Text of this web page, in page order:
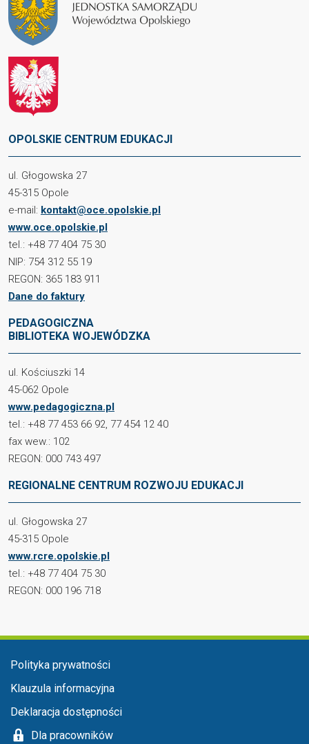
OPOLSKIE CENTRUM EDUKACJI
ul. Głogowska 27
45-315 Opole
e-mail: kontakt@oce.opolskie.pl
www.oce.opolskie.pl
tel.: +48 77 404 75 30
NIP: 754 312 55 19
REGON: 365 183 911
Dane do faktury
PEDAGOGICZNA
BIBLIOTEKA WOJEWÓDZKA
ul. Kościuszki 14
45-062 Opole
www.pedagogiczna.pl
tel.: +48 77 453 66 92, 77 454 12 40
fax wew.: 102
REGON: 000 743 497
REGIONALNE CENTRUM ROZWOJU EDUKACJI
ul. Głogowska 27
45-315 Opole
www.rcre.opolskie.pl
tel.: +48 77 404 75 30
REGON: 000 196 718
Menu stopka
Polityka prywatności
Klauzula informacyjna
Deklaracja dostępności
Dla pracowników